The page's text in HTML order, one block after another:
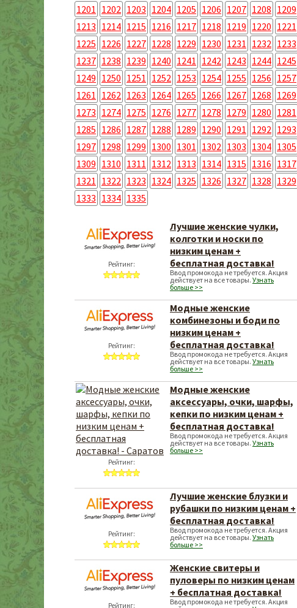
1201 1202 1203 1204 1205 1206 1207 1208 1209
1213 1214 1215 1216 1217 1218 1219 1220 1221
1225 1226 1227 1228 1229 1230 1231 1232 1233
1237 1238 1239 1240 1241 1242 1243 1244 1245
1249 1250 1251 1252 1253 1254 1255 1256 1257
1261 1262 1263 1264 1265 1266 1267 1268 1269
1273 1274 1275 1276 1277 1278 1279 1280 1281
1285 1286 1287 1288 1289 1290 1291 1292 1293
1297 1298 1299 1300 1301 1302 1303 1304 1305
1309 1310 1311 1312 1313 1314 1315 1316 1317
1321 1322 1323 1324 1325 1326 1327 1328 1329
1333 1334 1335
Рейтинг:
Лучшие женские чулки,
колготки и носки по
низким ценам +
бесплатная доставка!
Ввод промокода не требуется. Акция
действует на все товары. Узнать
больше >>
Рейтинг:
Модные женские
комбинезоны и боди по
низким ценам +
бесплатная доставка!
Ввод промокода не требуется. Акция
действует на все товары. Узнать
больше >>
Рейтинг:
Модные женские
аксессуары, очки, шарфы,
кепки по низким ценам +
бесплатная доставка!
Ввод промокода не требуется. Акция
действует на все товары. Узнать
больше >>
Рейтинг:
Лучшие женские блузки и
рубашки по низким ценам +
бесплатная доставка!
Ввод промокода не требуется. Акция
действует на все товары. Узнать
больше >>
Рейтинг:
Женские свитеры и
пуловеры по низким ценам
+ бесплатная доставка!
Ввод промокода не требуется. Акция